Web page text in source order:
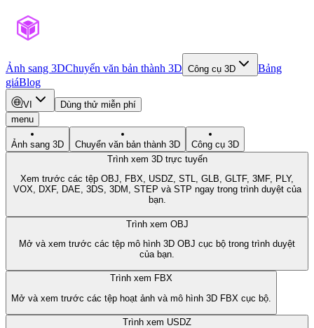
Ảnh sang 3DChuyển văn bản thành 3D Công cụ 3D
Bảng
giáBlog
VI
Dùng thử miễn phí
menu
Ảnh sang 3D Chuyển văn bản thành 3D
Công cụ 3D
Trình xem 3D trực tuyến
Xem trước các tệp OBJ, FBX, USDZ, STL, GLB, GLTF, 3MF, PLY,
VOX, DXF, DAE, 3DS, 3DM, STEP và STP ngay trong trình duyệt của
bạn.
Trình xem OBJ
Mở và xem trước các tệp mô hình 3D OBJ cục bộ trong trình duyệt
của bạn.
Trình xem FBX
Mở và xem trước các tệp hoạt ảnh và mô hình 3D FBX cục bộ.
Trình xem USDZ